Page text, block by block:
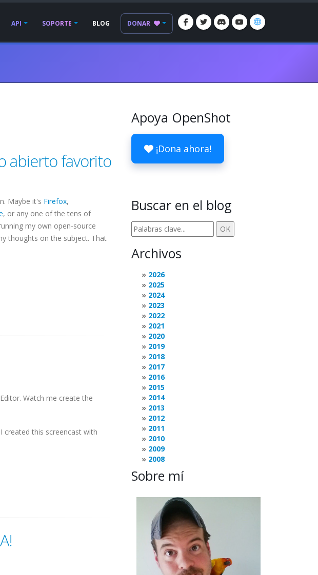
API SOPORTE BLOG DONAR
abierto favorito
Maybe it's Firefox,
, or any one of the tens of
my own open-source
thoughts on the subject. That
Watch me create the
created this screencast with
Apoya OpenShot
¡Dona ahora!
Buscar en el blog
Archivos
2026
2025
2024
2023
2022
2021
2020
2019
2018
2017
2016
2015
2014
2013
2012
2011
2010
2009
2008
Sobre mí